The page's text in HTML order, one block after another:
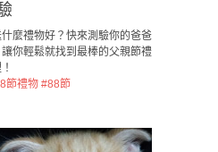
麼禮物好？快來測驗你的爸爸
你輕鬆就找到最棒的父親節禮
節禮物 #88節